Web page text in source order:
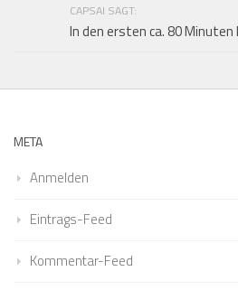
CAPSAI SAGT:
In den ersten ca. 80 Minuten
META
Anmelden
Eintrags-Feed
Kommentar-Feed